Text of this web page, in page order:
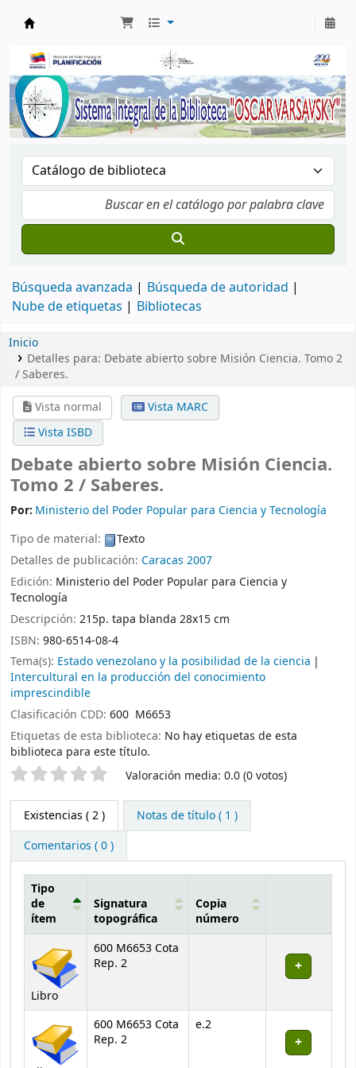
Búsqueda avanzada
Búsqueda de autoridad
Nube de etiquetas
Bibliotecas
Inicio
Detalles para: Debate abierto sobre Misión Ciencia. Tomo 2
/ Saberes.
Vista normal
Vista MARC
Vista ISBD
Debate abierto sobre Misión Ciencia.
Tomo 2 / Saberes.
Por: Ministerio del Poder Popular para Ciencia y Tecnología
Tipo de material:
Texto
Detalles de publicación: Caracas 2007
Edición: Ministerio del Poder Popular para Ciencia y
Tecnología
Descripción: 215p. tapa blanda 28x15 cm
ISBN: 980-6514-08-4
Tema(s): Estado venezolano y la posibilidad de la ciencia
Intercultural en la producción del conocimiento
imprescindible
Clasificación CDD: 600 M6653
Etiquetas de esta biblioteca: No hay etiquetas de esta
biblioteca para este título.
Valoración Valoración media: 0.0 (0 votos)
Existencias ( 2 )
Notas de título ( 1 )
Comentarios ( 0 )
Tipo
de
ítem
Signatura
topográfica
Copia
número
Libro
600 M6653 Cota
Rep. 2
600 M6653 Cota
Rep. 2
e.2